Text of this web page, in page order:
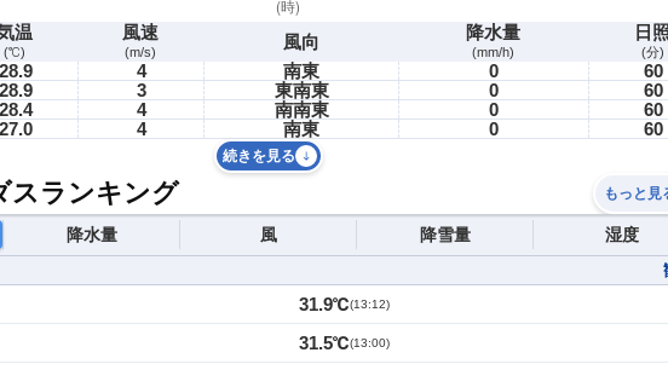
温
(℃)
風速
(m/s) 風向 降水量
(mm/h)
日照
(分)
28.9 4 南東 0
60
28.9 3 東南東 0
60
28.4 4 南南東 0
60
27.0 4 南東 0 60
続きを見る
スランキング もっと見
降水量 風 降雪量 湿度
31.9℃(13:12)
31.5℃(13:00)